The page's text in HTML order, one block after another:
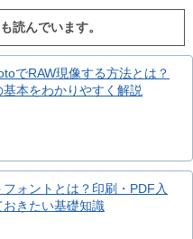
読んでいます。
でRAW現像する方法とは？
本をわかりやすく解説
ォントとは？印刷・PDF入
おきたい基礎知識